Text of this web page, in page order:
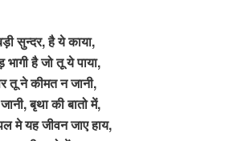
सुन्दर, है ये काया,
भागी है जो तू ये पाया,
तू ने कीमत न जानी,
बृथा की बातो में,
मे यह जीवन जाए हाय,